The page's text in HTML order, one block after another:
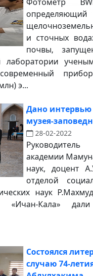
и сточных
почвы,
лаборатории
э...
Дано
музея-
28-02-2022
академии
наук, доцент
отделой
наук
«Ичан-Кала»
Состоялся
случаю 74-